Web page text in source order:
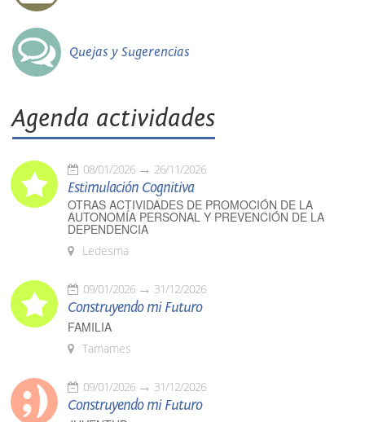
Quejas y Sugerencias
Agenda actividades
08/01/2026 26/11/2026
Estimulación Cognitiva
OTRAS ACTIVIDADES DE PROMOCIÓN DE LA
AUTONOMÍA PERSONAL Y PREVENCIÓN DE LA
DEPENDENCIA
Ledesma
09/01/2026 31/12/2026
Construyendo mi Futuro
FAMILIA
Tamames
09/01/2026 31/12/2026
Construyendo mi Futuro